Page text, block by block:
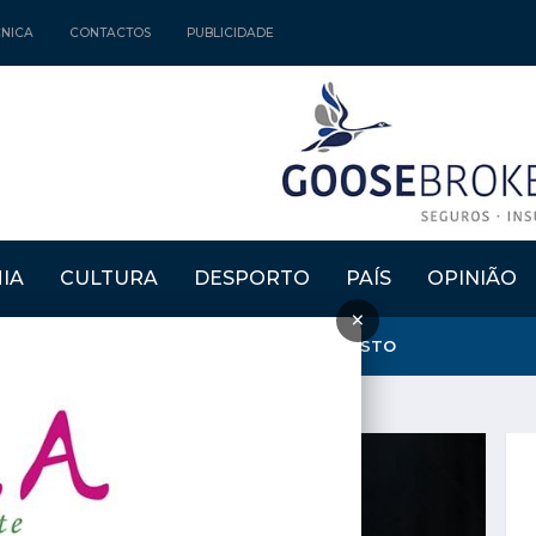
CONTACTOS PUBLICIDADE
CULTURA DESPORTO PAÍS OPINIÃO
×
E CRIA" REGRESSAM DE 15 A 30 DE AGOSTO